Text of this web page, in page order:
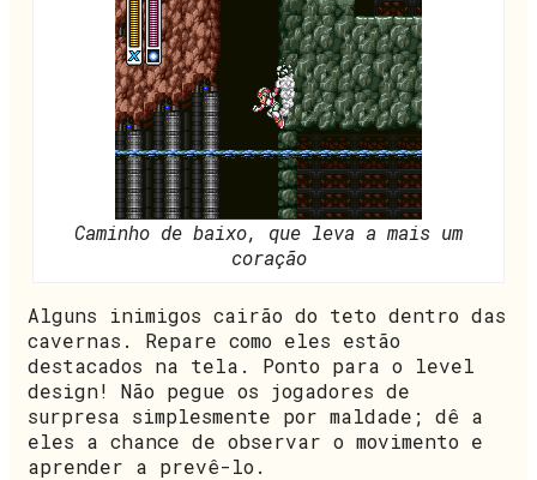
Caminho de baixo, que leva a mais um
coração
Alguns inimigos cairão do teto dentro das
cavernas. Repare como eles estão
destacados na tela. Ponto para o level
design! Não pegue os jogadores de
surpresa simplesmente por maldade; dê a
eles a chance de observar o movimento e
aprender a prevê-lo.